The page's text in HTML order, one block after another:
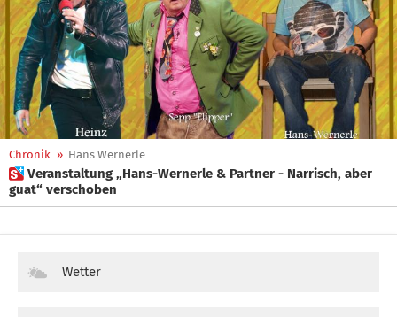
Chronik » Hans Wernerle
 Veranstaltung „Hans-Wernerle & Partner - Narrisch, aber
guat“ verschoben
Wetter